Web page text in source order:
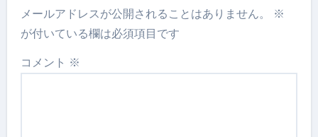
メールアドレスが公開されることはありません。
※
が付いている欄は必須項目です
コメント ※